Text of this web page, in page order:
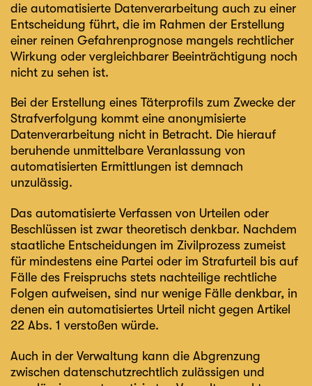
die automatisierte Datenverarbeitung auch zu einer
Entscheidung führt, die im Rahmen der Erstellung
einer reinen Gefahrenprognose mangels rechtlicher
Wirkung oder vergleichbarer Beeinträchtigung noch
nicht zu sehen ist.
Bei der Erstellung eines Täterprofils zum Zwecke der
Strafverfolgung kommt eine anonymisierte
Datenverarbeitung nicht in Betracht. Die hierauf
beruhende unmittelbare Veranlassung von
automatisierten Ermittlungen ist demnach
unzulässig.
Das automatisierte Verfassen von Urteilen oder
Beschlüssen ist zwar theoretisch denkbar. Nachdem
staatliche Entscheidungen im Zivilprozess zumeist
für mindestens eine Partei oder im Strafurteil bis auf
Fälle des Freispruchs stets nachteilige rechtliche
Folgen aufweisen, sind nur wenige Fälle denkbar, in
denen ein automatisiertes Urteil nicht gegen Artikel
22 Abs. 1 verstoßen würde.
Auch in der Verwaltung kann die Abgrenzung
zwischen datenschutzrechtlich zulässigen und